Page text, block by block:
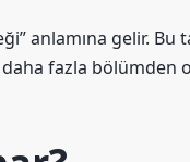
anlamına gelir.
fazla bölümden